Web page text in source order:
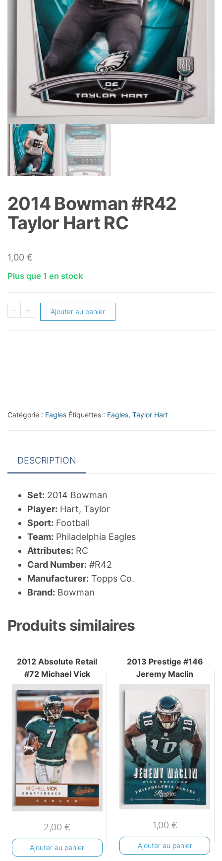
2014 Bowman #R42
Taylor Hart RC
1,00 €
Plus que 1 en stock
-
quantité
+ Ajouter au panier
Catégorie : Eagles Étiquettes : Eagles, Taylor Hart
DESCRIPTION
Set: 2014 Bowman
Player: Hart, Taylor
Sport: Football
Team: Philadelphia Eagles
Attributes: RC
Card Number: #R42
Manufacturer: Topps Co.
Brand: Bowman
Produits similaires
2012 Absolute Retail
#72 Michael Vick
2,00€
Ajouter au panier
2013 Prestige #146
Jeremy Maclin
1,00 €
Ajouter au panier